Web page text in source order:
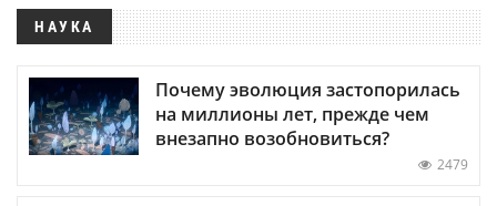
НАУКА
Почему эволюция застопорилась
на миллионы лет, прежде чем
внезапно возобновиться?
2479